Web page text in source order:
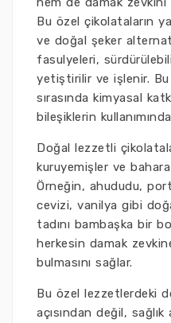
Bu özel çikolataların
ve doğal şeker
fasulyeleri,
yetiştirilir ve işlenir.
sırasında kimyasal
bileşiklerin
Doğal lezzetli
kuruyemişler ve
Örneğin, ahududu,
cevizi, vanilya gibi
tadını bambaşka bir
herkesin damak
bulmasını sağlar.
Bu özel lezzetlerdeki
açısından değil,